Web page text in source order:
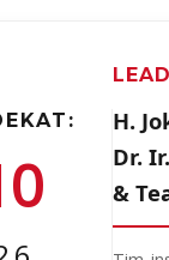
H.
Dr.
&